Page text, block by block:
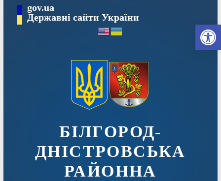
вмісту
gov.ua
Державні сайти України
БІЛГОРОД-
ДНІСТРОВСЬКА
РАЙОННА